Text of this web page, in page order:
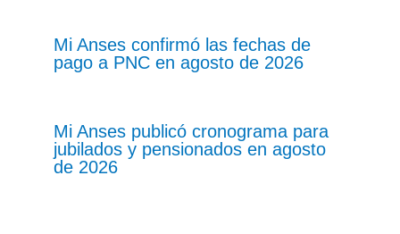
Mi Anses confirmó las fechas de
pago a PNC en agosto de 2026
Mi Anses publicó cronograma para
jubilados y pensionados en agosto
de 2026